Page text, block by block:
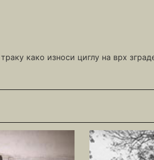
како износи циглу на врх